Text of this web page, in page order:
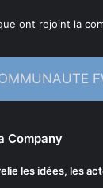
ont rejoint la
Company
les idées, les